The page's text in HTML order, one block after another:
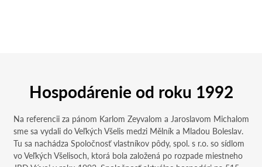
Hospodárenie od roku 1992
Na referencii za pánom Karlom Zeyvalom a Jaroslavom Michalom
sme sa vydali do Veľkých Všelis medzi Mělník a Mladou Boleslav.
Tu sa nachádza Spoločnosť vlastníkov pôdy, spol. s r.o. so sídlom
vo Veľkých Všelisoch, ktorá bola založená po rozpade miestneho